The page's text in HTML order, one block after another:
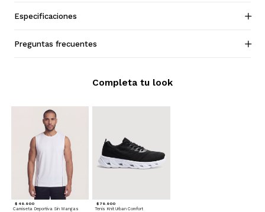
Especificaciones
Preguntas frecuentes
$ 49.900
Camiseta Deportiva Sin Mangas
$ 79.900
Tenis Knit Urban Comfort
Completa tu look